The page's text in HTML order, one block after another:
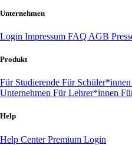
Unternehmen
Login Impressum FAQ AGB
Produkt
Für Studierende Für Schüler*innen
Unternehmen Für Lehrer*innen
Help
Help CenterPremium Login